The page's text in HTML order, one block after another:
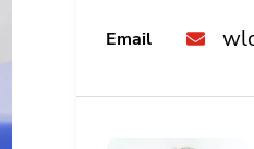
Email